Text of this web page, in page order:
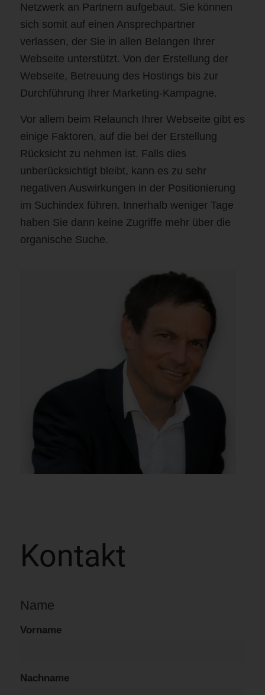
Netzwerk an Partnern aufgebaut. Sie können
sich somit auf einen Ansprechpartner
verlassen, der Sie in allen Belangen Ihrer
Webseite unterstützt. Von der Erstellung der
Webseite, Betreuung des Hostings bis zur
Durchführung Ihrer Marketing-Kampagne.
Vor allem beim Relaunch Ihrer Webseite gibt es
einige Faktoren, auf die bei der Erstellung
Rücksicht zu nehmen ist. Falls dies
unberücksichtigt bleibt, kann es zu sehr
negativen Auswirkungen in der Positionierung
im Suchindex führen. Innerhalb weniger Tage
haben Sie dann keine Zugriffe mehr über die
organische Suche.
Kontakt
Name
Vorname
Nachname